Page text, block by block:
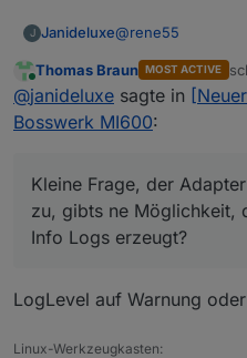
J Janideluxe@rene55
erstmal vielen
Bosswerk
Kleine Frage, der
Online
Thomas Braun MOST ACTIVE
@janideluxe sagte in
Bosswerk MI600:
Kleine Frage, der
zu, gibts ne Möglichkeit,
Info Logs erzeugt?
LogLevel auf Warnung
Linux-Werkzeugkasten: